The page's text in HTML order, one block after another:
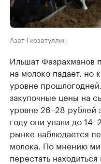
Азат Гиззатуллин
Ильшат Фазрахманов
на молоко падает, но
уровне
закупочные цены на
уровне 26–28 рублей
году они упали до
рынке наблюдается
молока. По мнению
перестать